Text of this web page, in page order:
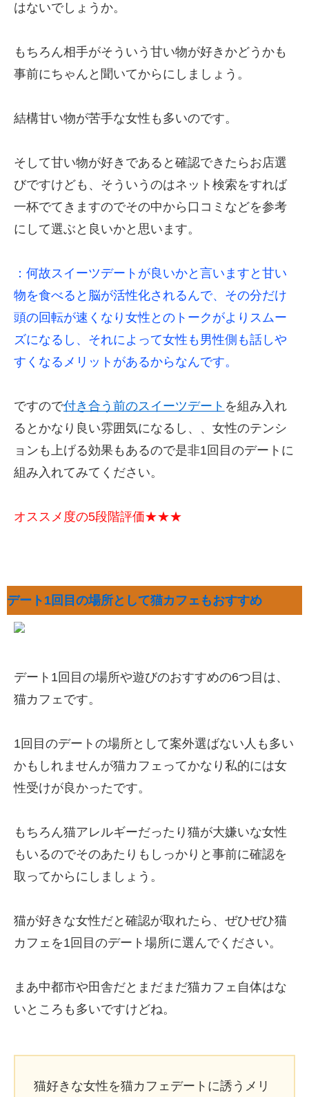
はないでしょうか。
もちろん相手がそういう甘い物が好きかどうかも
事前にちゃんと聞いてからにしましょう。
結構甘い物が苦手な女性も多いのです。
そして甘い物が好きであると確認できたらお店選
びですけども、そういうのはネット検索をすれば
一杯でてきますのでその中から口コミなどを参考
にして選ぶと良いかと思います。
：何故スイーツデートが良いかと言いますと甘い
物を食べると脳が活性化されるんで、その分だけ
頭の回転が速くなり女性とのトークがよりスムー
ズになるし、それによって女性も男性側も話しや
すくなるメリットがあるからなんです。
ですので付き合う前のスイーツデート を組み入れ
るとかなり良い雰囲気になるし、、女性のテンシ
ョンも上げる効果もあるので是非1回目のデートに
組み入れてみてください。
オススメ度の5段階評価★★★
デート1回目の場所として猫カフェもおすすめ
デート1回目の場所や遊びのおすすめの6つ目は、
猫カフェです。
1回目のデートの場所として案外選ばない人も多い
かもしれませんが猫カフェってかなり私的には女
性受けが良かったです。
もちろん猫アレルギーだったり猫が大嫌いな女性
もいるのでそのあたりもしっかりと事前に確認を
取ってからにしましょう。
猫が好きな女性だと確認が取れたら、ぜひぜひ猫
カフェを1回目のデート場所に選んでください。
まあ中都市や田舎だとまだまだ猫カフェ自体はな
いところも多いですけどね。
猫好きな女性を猫カフェデートに誘うメリ